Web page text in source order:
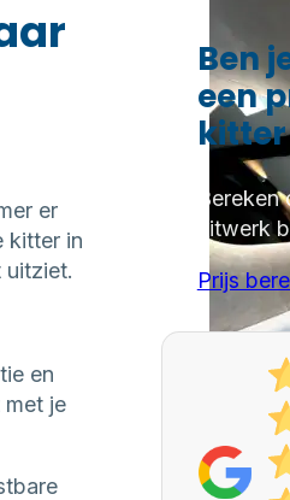
er
kitter in
uitziet.
en
met je
Ben
een
kitter
kitwerk
Prijs